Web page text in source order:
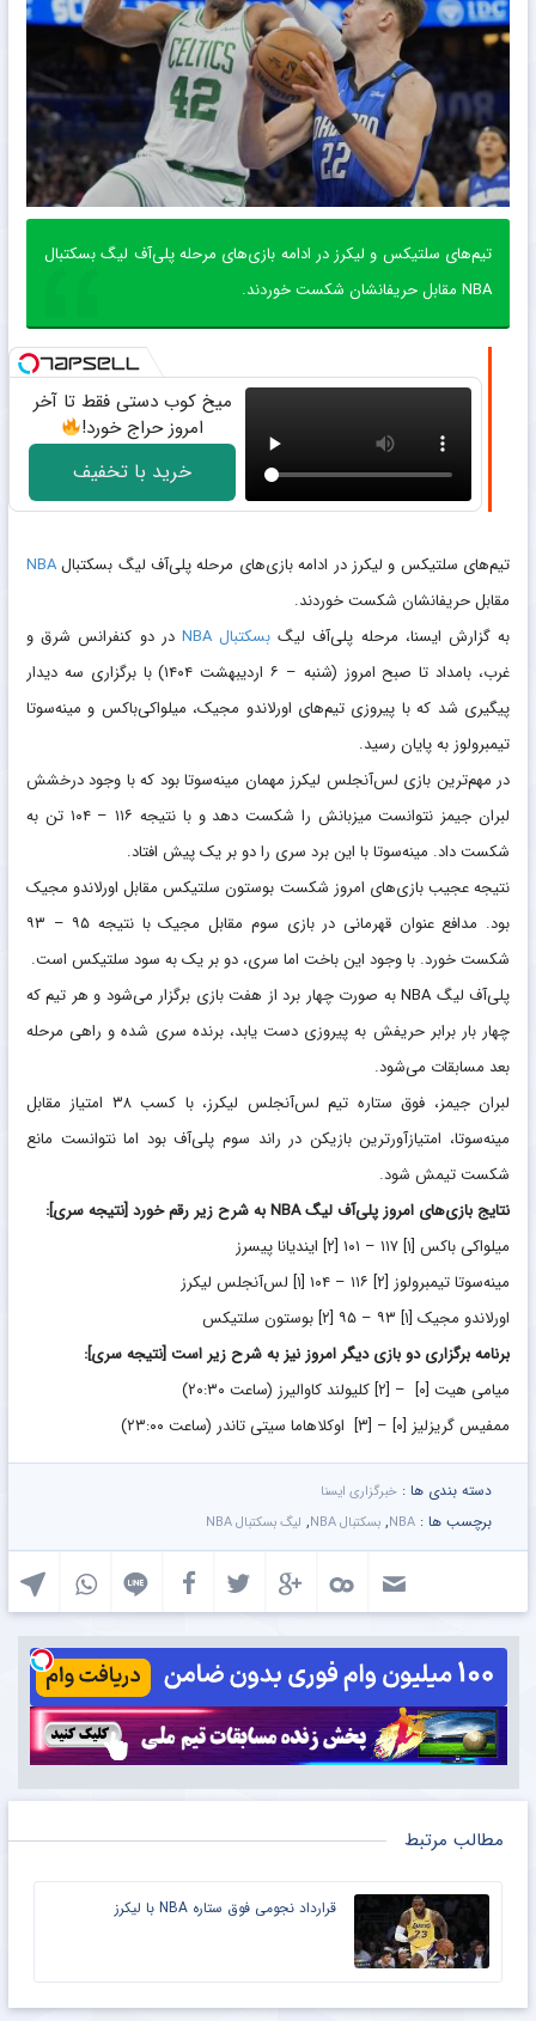
تیم‌های سلتیکس و لیکرز در ادامه بازی‌های مرحله پلی‌آف لیگ بسکتبال
NBA مقابل حریفانشان شکست خوردند.
میخ کوب دستی فقط تا آخر
امروز حراج خورد!
خرید با تخفیف
تیم‌های سلتیکس و لیکرز در ادامه بازی‌های مرحله پلی‌آف لیگ بسکتبال NBA
مقابل حریفانشان شکست خوردند.
به گزارش ایسنا، مرحله پلی‌آف لیگ بسکتبال NBA
در دو کنفرانس شرق و
غرب، بامداد تا صبح امروز (شنبه – ۶ اردیبهشت ۱۴۰۴) با برگزاری سه دیدار
پیگیری شد که با پیروزی تیم‌های اورلاندو مجیک، میلواکی‌باکس و مینه‌سوتا
تیمبرولوز به پایان رسید.
در مهم‌ترین بازی لس‌آنجلس لیکرز مهمان مینه‌سوتا بود که با وجود درخشش
لبران جیمز نتوانست میزبانش را شکست دهد و با نتیجه ۱۱۶ – ۱۰۴ تن به
شکست داد. مینه‌سوتا با این برد سری را دو بر یک پیش افتاد.
نتیجه عجیب بازی‌های امروز شکست بوستون سلتیکس مقابل اورلاندو مجیک
بود. مدافع عنوان قهرمانی در بازی سوم مقابل مجیک با نتیجه ۹۵ – ۹۳
شکست خورد. با وجود این باخت اما سری، دو بر یک به سود سلتیکس است.
پلی‌آف لیگ NBA به صورت چهار برد از هفت بازی برگزار می‌شود و هر تیم که
چهار بار برابر حریفش به پیروزی دست یابد، برنده سری شده و راهی مرحله
بعد مسابقات می‌شود.
لبران جیمز، فوق ستاره تیم لس‌آنجلس لیکرز، با کسب ۳۸ امتیاز مقابل
مینه‌سوتا، امتیازآورترین بازیکن در راند سوم پلی‌آف بود اما نتوانست مانع
شکست تیمش شود.
نتایج بازی‌های امروز پلی‌آف لیگ NBA به شرح زیر رقم خورد
[نتیجه سری]:
میلواکی باکس [۱] [۲]
ایندیانا پیسرز
مینه‌سوتا تیمبرولوز [۲] [۱] لس‌آنجلس لیکرز
اورلاندو مجیک [۱] [۲]
بوستون سلتیکس
برنامه برگزاری دو بازی دیگر امروز نیز به شرح زیر است[نتیجه سری]:
میامی هیت [۰] – [۲]
کلیولند کاوالیرز (ساعت ۲۰:۳۰)
ممفیس گریزلیز [۰] – [۳] اوکلاهاما سیتی تاندر (ساعت ۲۳:۰۰)
دسته بندی ها : خبرگزاری ایسنا
برچسب ها : NBA
, بسکتبال NBA , لیگ بسکتبال NBA
مطالب مرتبط
قرارداد نجومی فوق ستاره NBA با لیکرز